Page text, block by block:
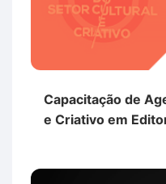
Capacitação de
e Criativo em